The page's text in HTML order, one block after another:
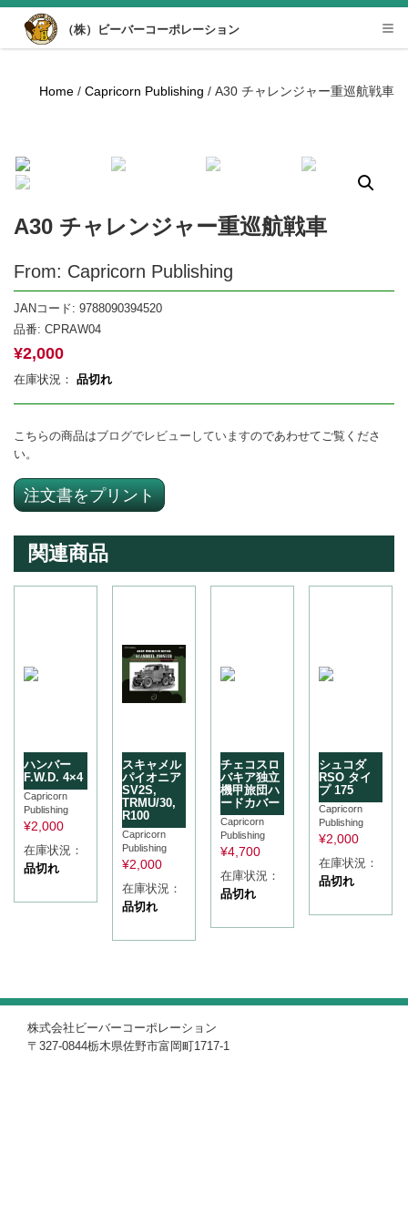
Desktop View
（株）ビーバーコーポレーション
Home / Capricorn Publishing / A30 チャレンジャー重巡航戦車
A30 チャレンジャー重巡航戦車
From: Capricorn Publishing
JANコード: 9788090394520
品番: CPRAW04
¥2,000
在庫状況： 品切れ
こちらの商品はブログでレビューしていますのであわせてご覧くださ
い。
注文書をプリント
関連商品
ハンバー
F.W.D. 4×4
Capricorn
Publishing
¥2,000
在庫状況：
品切れ
スキャメル
パイオニア
SV2S,
TRMU/30,
R100
Capricorn
Publishing
¥2,000
在庫状況：
品切れ
チェコスロ
バキア独立
機甲旅団ハ
ードカバー
Capricorn
Publishing
¥4,700
在庫状況：
品切れ
シュコダ
RSO タイ
プ 175
Capricorn
Publishing
¥2,000
在庫状況：
品切れ
株式会社ビーバーコーポレーション
〒327-0844栃木県佐野市富岡町1717-1